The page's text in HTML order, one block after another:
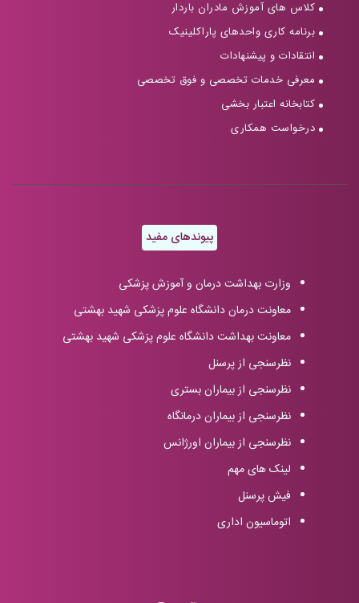
کلاس های آموزش مادران باردار
برنامه کاری واحدهای پاراکلینیک
انتقادات و پیشنهادات
معرفی خدمات تخصصی و فوق تخصصی
کتابخانه اعتبار بخشی
درخواست همکاری
پیوندهای مفید
وزارت بهداشت درمان و آموزش پزشکی
معاونت درمان دانشگاه علوم پزشکی شهید بهشتی
معاونت بهداشت دانشگاه علوم پزشکی شهید بهشتی
نظرسنجی از پرسنل
نظرسنجی از بیماران بستری
نظرسنجی از بیماران درمانگاه
نظرسنجی از بیماران اورژانس
لینک های مهم
فیش پرسنل
اتوماسیون اداری